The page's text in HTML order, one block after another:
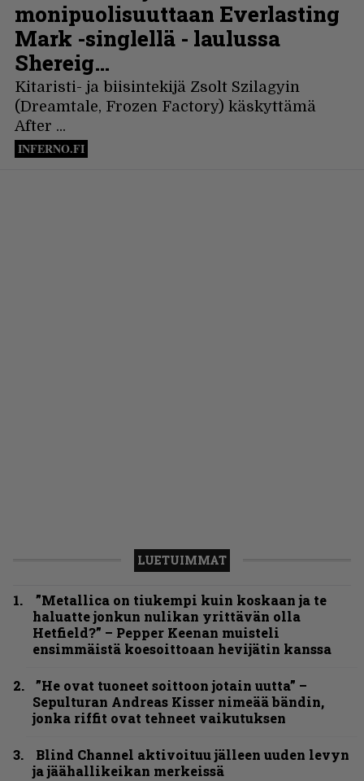
LUETUIMMAT
”Metallica on tiukempi kuin koskaan ja te
haluatte jonkun nulikan yrittävän olla
Hetfield?” – Pepper Keenan muisteli
ensimmäistä koesoittoaan hevijätin kanssa
”He ovat tuoneet soittoon jotain uutta” –
Sepulturan Andreas Kisser nimeää bändin,
jonka riffit ovat tehneet vaikutuksen
Blind Channel aktivoituu jälleen uuden levyn
ja jäähallikeikan merkeissä